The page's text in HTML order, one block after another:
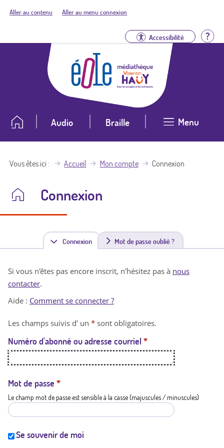
Aller au contenu Aller au menu connexion
Accessibilité
Audio Braille Menu
Vous êtes ici Accueil Mon compte Connexion
Connexion
Connexion(
n
t
a
t
i
Mot de passe oublié ?
Si vous n'êtes pas encore inscrit, n'hésitez pas à nous
contacter.
Aide : Comment se connecter ?
Les champs suivis d' un * sont obligatoires.
Numéro d'abonné ou adresse courriel *
Mot de passe *
Le champ mot de passe est sensible à la casse (majuscules / minuscules)
Se souvenir de moi